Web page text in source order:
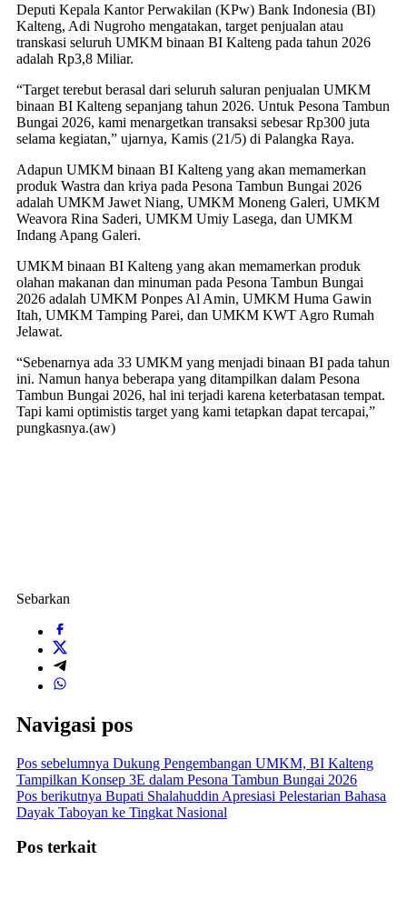
Deputi Kepala Kantor Perwakilan (KPw) Bank Indonesia (BI)
Kalteng, Adi Nugroho mengatakan, target penjualan atau
transkasi seluruh UMKM binaan BI Kalteng pada tahun 2026
adalah Rp3,8 Miliar.
“Target terebut berasal dari seluruh saluran penjualan UMKM
binaan BI Kalteng sepanjang tahun 2026. Untuk Pesona Tambun
Bungai 2026, kami menargetkan transaksi sebesar Rp300 juta
selama kegiatan,” ujarnya, Kamis (21/5) di Palangka Raya.
Adapun UMKM binaan BI Kalteng yang akan memamerkan
produk Wastra dan kriya pada Pesona Tambun Bungai 2026
adalah UMKM Jawet Niang, UMKM Moneng Galeri, UMKM
Weavora Rina Saderi, UMKM Umiy Lasega, dan UMKM
Indang Apang Galeri.
UMKM binaan BI Kalteng yang akan memamerkan produk
olahan makanan dan minuman pada Pesona Tambun Bungai
2026 adalah UMKM Ponpes Al Amin, UMKM Huma Gawin
Itah, UMKM Tamping Parei, dan UMKM KWT Agro Rumah
Jelawat.
“Sebenarnya ada 33 UMKM yang menjadi binaan BI pada tahun
ini. Namun hanya beberapa yang ditampilkan dalam Pesona
Tambun Bungai 2026, hal ini terjadi karena keterbatasan tempat.
Tapi kami optimistis target yang kami tetapkan dapat tercapai,”
pungkasnya.(aw)
Sebarkan
Navigasi pos
Pos sebelumnya Dukung Pengembangan UMKM, BI Kalteng
Tampilkan Konsep 3E dalam Pesona Tambun Bungai 2026
Pos berikutnya Bupati Shalahuddin Apresiasi Pelestarian Bahasa
Dayak Taboyan ke Tingkat Nasional
Pos terkait